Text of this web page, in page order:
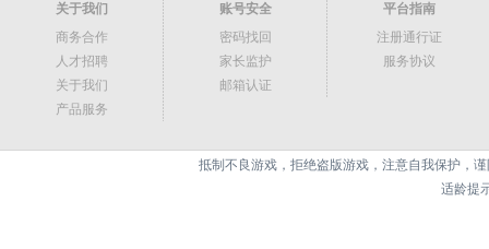
关于我们
商务合作
人才招聘
关于我们
产品服务
账号安全
密码找回
家长监护
邮箱认证
平台指南
注册通行证
服务协议
抵制不良游戏，拒绝盗版游戏，注意自我保护，
适龄提